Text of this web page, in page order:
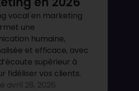
vocal en marketing
une
humaine,
et efficace, avec
supérieur à
fidéliser vos clients.
avril 28, 2026